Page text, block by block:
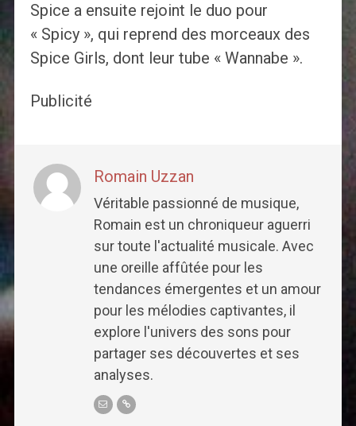
Spice a ensuite rejoint le duo pour
« Spicy », qui reprend des morceaux des
Spice Girls, dont leur tube « Wannabe ».
Publicité
Romain Uzzan
Véritable passionné de musique,
Romain est un chroniqueur aguerri
sur toute l'actualité musicale. Avec
une oreille affûtée pour les
tendances émergentes et un amour
pour les mélodies captivantes, il
explore l'univers des sons pour
partager ses découvertes et ses
analyses.